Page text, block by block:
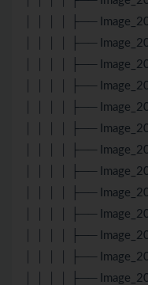
│ │ │ │ ├──
│ │ │ │ ├──
│ │ │ │ ├──
│ │ │ │ ├──
│ │ │ │ ├──
│ │ │ │ ├──
│ │ │ │ ├──
│ │ │ │ ├──
│ │ │ │ ├──
│ │ │ │ ├──
│ │ │ │ ├──
│ │ │ │ ├──
│ │ │ │ ├──